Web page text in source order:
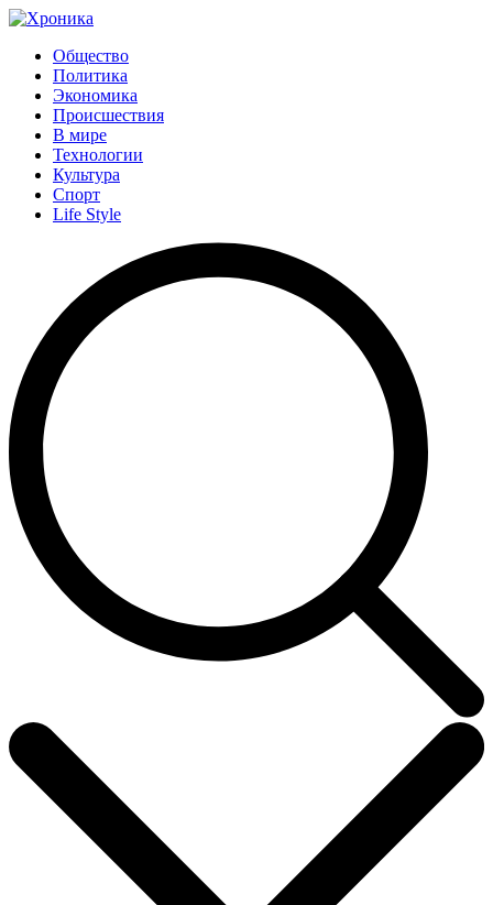
Общество
Политика
Экономика
Происшествия
В мире
Технологии
Культура
Спорт
Life Style